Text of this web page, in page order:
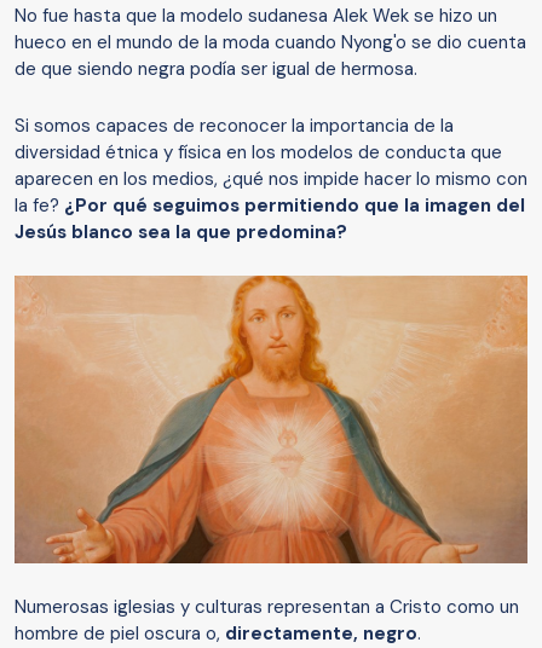
No fue hasta que la modelo sudanesa Alek Wek se hizo un
hueco en el mundo de la moda cuando Nyong'o se dio cuenta
de que siendo negra podía ser igual de hermosa.
Si somos capaces de reconocer la importancia de la
diversidad étnica y física en los modelos de conducta que
aparecen en los medios, ¿qué nos impide hacer lo mismo con
la fe? ¿Por qué seguimos permitiendo que la imagen del
Jesús blanco sea la que predomina?
Numerosas iglesias y culturas representan a Cristo como un
hombre de piel oscura o, directamente, negro.